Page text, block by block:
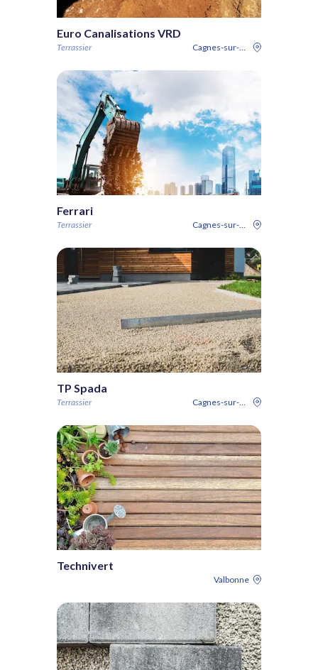
Euro Canalisations VRD
Terrassier Cagnes-sur-Mer
Ferrari
Terrassier Cagnes-sur-Mer
TP Spada
Terrassier Cagnes-sur-Mer
Technivert
Valbonne